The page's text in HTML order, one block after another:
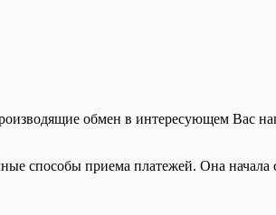
обмен в интересующем Вас
способы приема платежей. Она начала